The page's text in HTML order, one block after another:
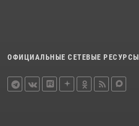
ОФИЦИАЛЬНЫЕ СЕТЕВЫЕ РЕСУРСЫ